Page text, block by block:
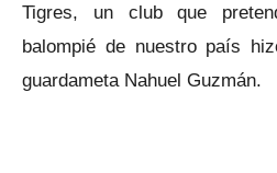
Tigres, un club que
balompié de nuestro país
guardameta Nahuel Guzmán.